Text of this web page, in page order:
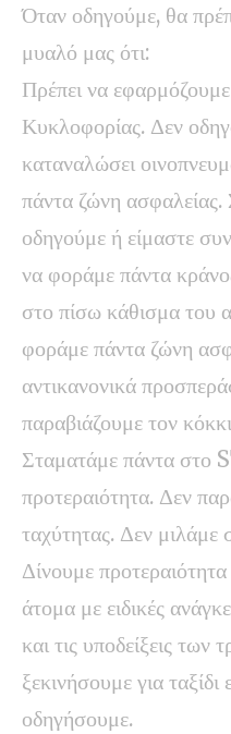
Όταν οδηγούμε, θα
μυαλό μας ότι:
Πρέπει να
Κυκλοφορίας. Δεν
καταναλώσει
πάντα ζώνη
οδηγούμε ή είμαστε
να φοράμε πάντα
στο πίσω κάθισμα του
φοράμε πάντα ζώνη
αντικανονικά
παραβιάζουμε τον
Σταματάμε πάντα στο
προτεραιότητα. Δεν
ταχύτητας. Δεν μιλάμε
Δίνουμε
άτομα με ειδικές
και τις υποδείξεις των
ξεκινήσουμε για
οδηγήσουμε.